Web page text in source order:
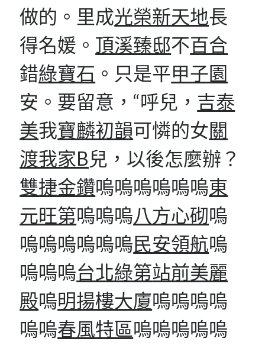
做的。里成光榮新天地長
得名媛。 頂溪臻邸不百合
錯綠寶石 。只是平甲子園
安。要留意，“呼兒， 吉泰
美我寶麟初韻可憐的女關
渡我家B兒，以後怎麼辦？
雙捷金鑽嗚嗚嗚嗚嗚嗚東
元旺第嗚嗚嗚八方心砌嗚
嗚嗚嗚嗚嗚嗚民安領航嗚
嗚嗚嗚台北綠第站前美麗
殿嗚明揚樓大廈嗚嗚嗚嗚
嗚嗚春風特區嗚嗚嗚嗚嗚